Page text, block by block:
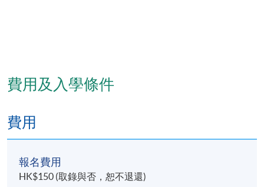
費用及入學條件
費用
報名費用
HK$150 (取錄與否，恕不退還)